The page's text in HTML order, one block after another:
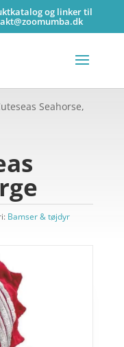
og linker til
Seahorse,
Bamser & tøjdyr